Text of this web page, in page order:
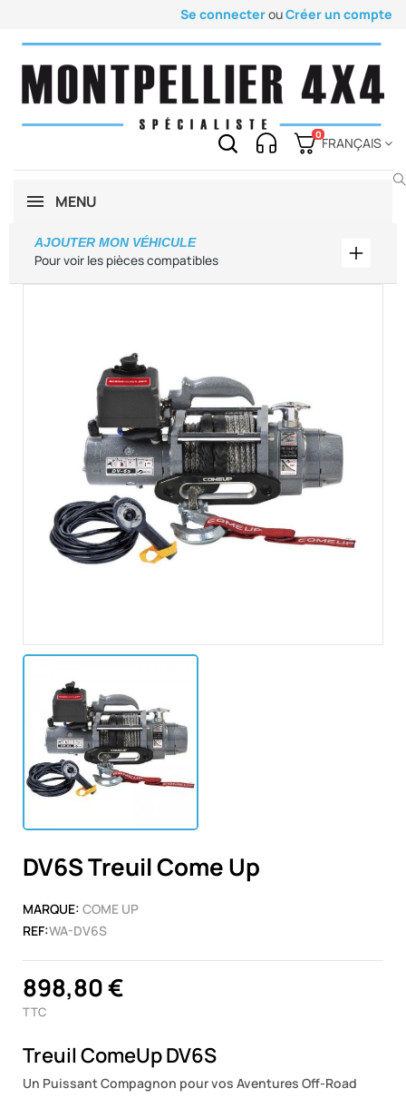
Se connecterouCréer un compte
0
FRANÇAIS
MENU
Pour voir les pièces compatibles
AJOUTER MON VÉHICULE
DV6S Treuil Come Up
MARQUE: COME UP
REF:WA-DV6S
898,80 €
TTC
Treuil ComeUp DV6S
Un Puissant Compagnon pour vos Aventures Off-Road